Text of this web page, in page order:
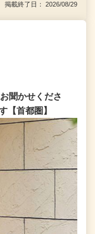
載終了日： 2026/08/29
聞かせくださ
【首都圏】